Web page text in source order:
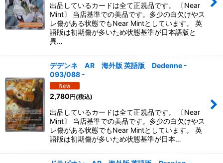
出品しているカードは全て正規品です。 〔Near
Mint〕 当店基準での美品です。多少の白欠けやス
レ傷がある状態でもNear Mintとしています。 英
語版は初期傷が多いため状態基準が日本語版と
異…
デデンネ AR 海外版 英語版 Dedenne -
093/088 -
2,780円(税込)
出品しているカードは全て正規品です。 〔Near
Mint〕 当店基準での美品です。多少の白欠けやス
レ傷がある状態でもNear Mintとしています。 英
語版は初期傷が多いため状態基準が日本…